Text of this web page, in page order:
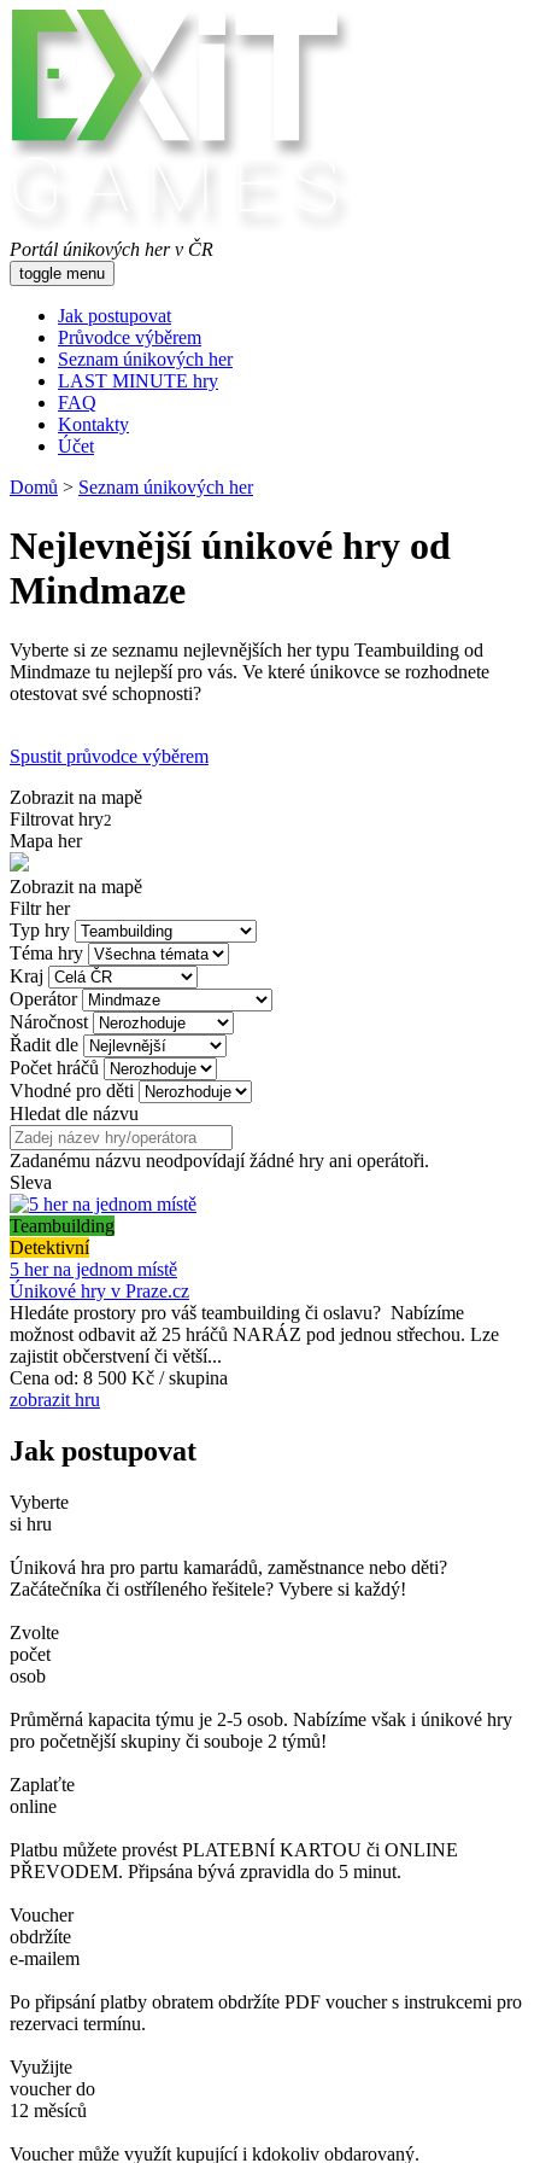
Portál únikových her v ČR
toggle menu
Jak postupovat
Průvodce výběrem
Seznam únikových her
LAST MINUTE hry
FAQ
Kontakty
Účet
Domů > Seznam únikových her
Nejlevnější únikové hry od
Mindmaze
Vyberte si ze seznamu nejlevnějších her typu Teambuilding od
Mindmaze tu nejlepší pro vás. Ve které únikovce se rozhodnete
otestovat své schopnosti?
Spustit průvodce výběrem
Zobrazit na mapě
Filtrovat hry2
Mapa her
Zobrazit na mapě
Filtr her
Typ hry
Téma hry
Kraj
Operátor
Náročnost
Řadit dle
Počet hráčů
Vhodné pro děti
Hledat dle názvu
Zadanému názvu neodpovídají žádné hry ani operátoři.
Sleva
Teambuilding
Detektivní
5 her na jednom místě
Únikové hry v Praze.cz
Hledáte prostory pro váš teambuilding či oslavu? Nabízíme
možnost odbavit až 25 hráčů NARÁZ pod jednou střechou. Lze
zajistit občerstvení či větší...
Cena od: 8 500 Kč / skupina
zobrazit hru
Jak postupovat
Vyberte
si hru
Úniková hra pro partu kamarádů, zaměstnance nebo děti?
Začátečníka či ostříleného řešitele? Vybere si každý!
Zvolte
počet
osob
Průměrná kapacita týmu je 2-5 osob. Nabízíme však i únikové hry
pro početnější skupiny či souboje 2 týmů!
Zaplaťte
online
Platbu můžete provést PLATEBNÍ KARTOU či ONLINE
PŘEVODEM. Připsána bývá zpravidla do 5 minut.
Voucher
obdržíte
e-mailem
Po připsání platby obratem obdržíte PDF voucher s instrukcemi pro
rezervaci termínu.
Využijte
voucher do
12 měsíců
Voucher může využít kupující i kdokoliv obdarovaný.